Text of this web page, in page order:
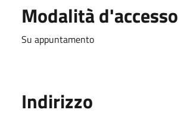
Modalità d'accesso
Su appuntamento
Indirizzo